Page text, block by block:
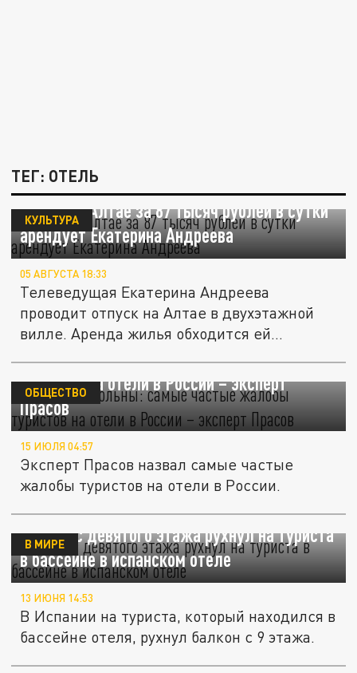
ТЕГ: ОТЕЛЬ
Виллу на Алтае за 87 тысяч рублей в сутки
арендует Екатерина Андреева
КУЛЬТУРА
05 АВГУСТА 18:33
Телеведущая Екатерина Андреева
проводит отпуск на Алтае в двухэтажной
вилле. Аренда жилья обходится ей
Гости недовольны: самые частые жалобы
туристов на отели в России – эксперт
Прасов
ОБЩЕСТВО
15 ИЮЛЯ 04:57
Эксперт Прасов назвал самые частые
жалобы туристов на отели в России.
Балкон с девятого этажа рухнул на туриста
в бассейне в испанском отеле
В МИРЕ
13 ИЮНЯ 14:53
В Испании на туриста, который находился в
бассейне отеля, рухнул балкон с 9 этажа.